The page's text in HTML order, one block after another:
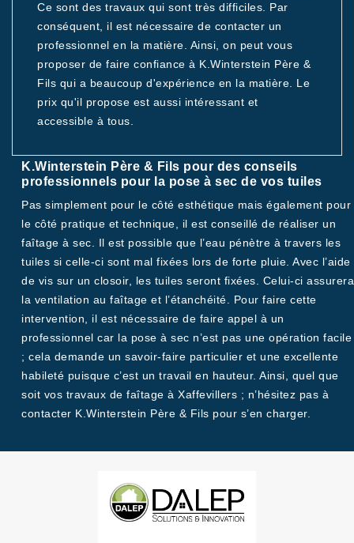
Ce sont des travaux qui sont très difficiles. Par
conséquent, il est nécessaire de contacter un
professionnel en la matière. Ainsi, on peut vous
proposer de faire confiance à K.Winterstein Père &
Fils qui a beaucoup d'expérience en la matière. Le
prix qu'il propose est aussi intéressant et
accessible à tous.
K.Winterstein Père & Fils pour des conseils
professionnels pour la pose à sec de vos tuiles
Pas simplement pour le côté esthétique mais également pour
le côté pratique et technique, il est conseillé de réaliser un
faîtage à sec. Il est possible que l’eau pénètre à travers les
tuiles si celle-ci sont mal fixées lors de forte pluie. Avec l’aide
de vis sur un closoir, les tuiles seront fixées. Celui-ci assurera
la ventilation au faîtage et l’étanchéité. Pour faire cette
intervention, il est nécessaire de faire appel à un
professionnel car la pose à sec n’est pas une opération facile
; cela demande un savoir-faire particulier et une excellente
habileté puisque c’est un travail en hauteur. Ainsi, quel que
soit vos travaux de faîtage à Xaffevillers ; n’hésitez pas à
contacter K.Winterstein Père & Fils pour s’en charger.